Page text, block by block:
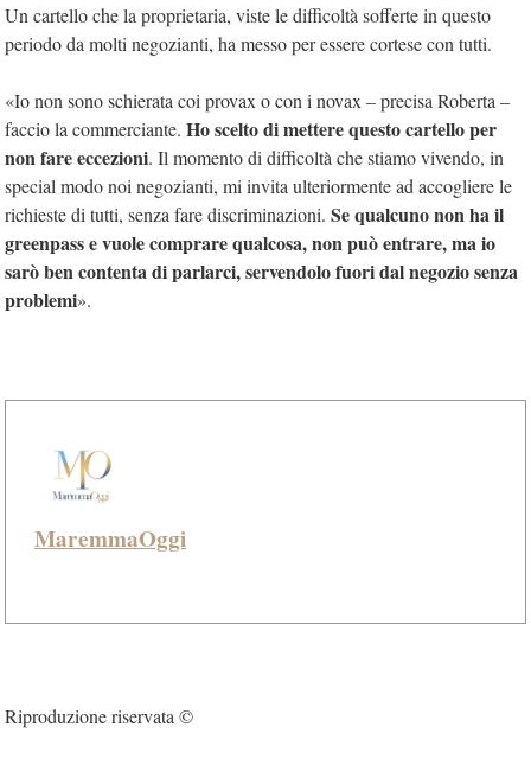
Un cartello che la proprietaria, viste le difficoltà sofferte in questo
periodo da molti negozianti, ha messo per essere cortese con tutti.
«Io non sono schierata coi provax o con i novax – precisa Roberta –
faccio la commerciante. Ho scelto di mettere questo cartello per
non fare eccezioni. Il momento di difficoltà che stiamo vivendo, in
special modo noi negozianti, mi invita ulteriormente ad accogliere le
richieste di tutti, senza fare discriminazioni. Se qualcuno non ha il
greenpass e vuole comprare qualcosa, non può entrare, ma io
sarò ben contenta di parlarci, servendolo fuori dal negozio senza
problemi».
MaremmaOggi
Riproduzione riservata ©